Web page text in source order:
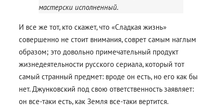
мастерски исполненный.
И все же тот, кто скажет, что «Сладкая жизнь»
совершенно не стоит внимания, соврет самым наглым
образом; это довольно примечательный продукт
жизнедеятельности русского сериала, который тот
самый странный предмет: вроде он есть, но его как бы
нет. Джунковский под свою ответственность заявляет:
он все-таки есть, как Земля все-таки вертится.